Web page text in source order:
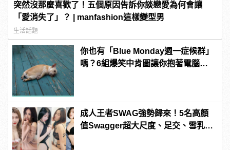
突然沒那麼喜歡了！五個原因告訴你談戀愛為何會讓
「愛消失了」？ | manfashion這樣變型男
生活話題
你也有「Blue Monday週一症候群」
嗎？6組爆笑中肯圖讓你抱著電腦大
成人王者SWAG強勢歸來！5名高顏
值Swagger超大尺度、足交、雪乳、